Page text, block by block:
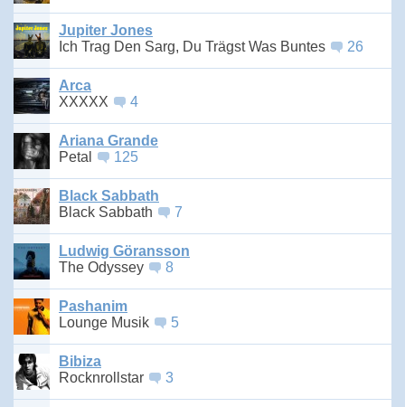
Jupiter Jones
Ich Trag Den Sarg, Du Trägst Was Buntes
26
Arca
XXXXX
4
Ariana Grande
Petal
125
Black Sabbath
Black Sabbath
7
Ludwig Göransson
The Odyssey
8
Pashanim
Lounge Musik
5
Bibiza
Rocknrollstar
3